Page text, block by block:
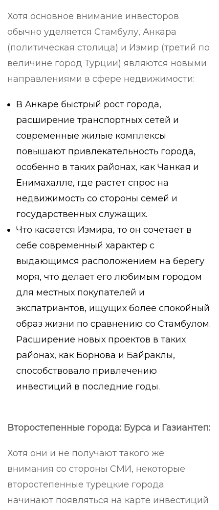
Хотя основное внимание инвесторов
обычно уделяется Стамбулу, Анкара
(политическая столица) и Измир (третий по
величине город Турции) являются новыми
направлениями в сфере недвижимости:
В Анкаре быстрый рост города,
расширение транспортных сетей и
современные жилые комплексы
повышают привлекательность города,
особенно в таких районах, как Чанкая и
Енимахалле, где растет спрос на
недвижимость со стороны семей и
государственных служащих.
Что касается Измира, то он сочетает в
себе современный характер с
выдающимся расположением на берегу
моря, что делает его любимым городом
для местных покупателей и
экспатриантов, ищущих более спокойный
образ жизни по сравнению со Стамбулом.
Расширение новых проектов в таких
районах, как Борнова и Байраклы,
способствовало привлечению
инвестиций в последние годы.
Второстепенные города: Бурса и Газиантеп:
Хотя они и не получают такого же
внимания со стороны СМИ, некоторые
второстепенные турецкие города
начинают появляться на карте инвестиций